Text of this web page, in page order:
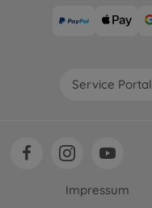
Service Portal
Impressum